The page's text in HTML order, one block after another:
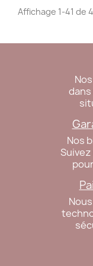
Affichage 1-41 de
Nos